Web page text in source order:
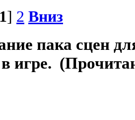
1] 2 Вниз
пака сцен
игре.